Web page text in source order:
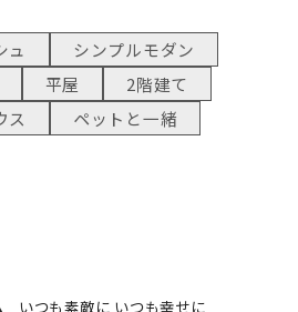
ュ
シンプルモダン
平屋
2階建て
ス
ペットと一緒
いつも素敵に いつも幸せに